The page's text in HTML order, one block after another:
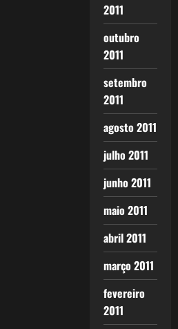
2011
outubro
2011
setembro
2011
agosto 2011
julho 2011
junho 2011
maio 2011
abril 2011
março 2011
fevereiro
2011